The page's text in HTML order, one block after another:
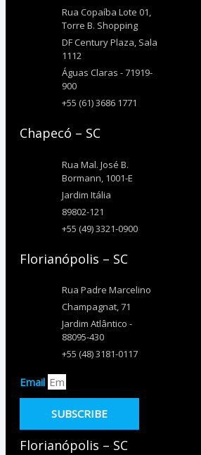
Rua Copaíba Lote 01,
Torre B. Shopping
DF Century Plaza, Sala
1112
Águas Claras - 71919-
900
+55 (61) 3686 1771
Chapecó – SC
Rua Mal. José B.
Bormann, 1001-E
Jardim Itália
89802-121
+55 (49) 3321-0900
Florianópolis – SC
Rua Padre Marcelino
Champagnat, 71
Jardim Atlântico -
88095-430
+55 (48) 3181-0117
Email
SUBSCRIBE
Florianópolis – SC